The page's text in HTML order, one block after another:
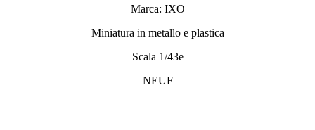
Marca: IXO
Miniatura in metallo e plastica
Scala 1/43e
NEUF